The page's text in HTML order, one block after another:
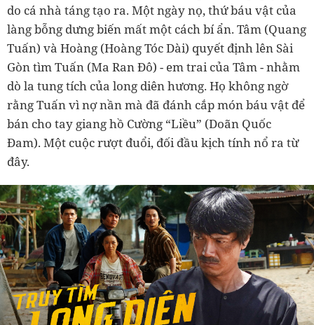
do cá nhà táng tạo ra. Một ngày nọ, thứ báu vật của
làng bỗng dưng biến mất một cách bí ẩn. Tâm (Quang
Tuấn) và Hoàng (Hoàng Tóc Dài) quyết định lên Sài
Gòn tìm Tuấn (Ma Ran Đô) - em trai của Tâm - nhằm
dò la tung tích của long diên hương. Họ không ngờ
rằng Tuấn vì nợ nần mà đã đánh cắp món báu vật để
bán cho tay giang hồ Cường “Liều” (Doãn Quốc
Đam). Một cuộc rượt đuổi, đối đầu kịch tính nổ ra từ
đây.